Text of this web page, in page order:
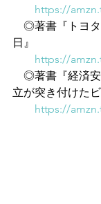
https://
◎著書『トヨタ
日』
https://
◎著書『経済安
立が突き付けた
https://